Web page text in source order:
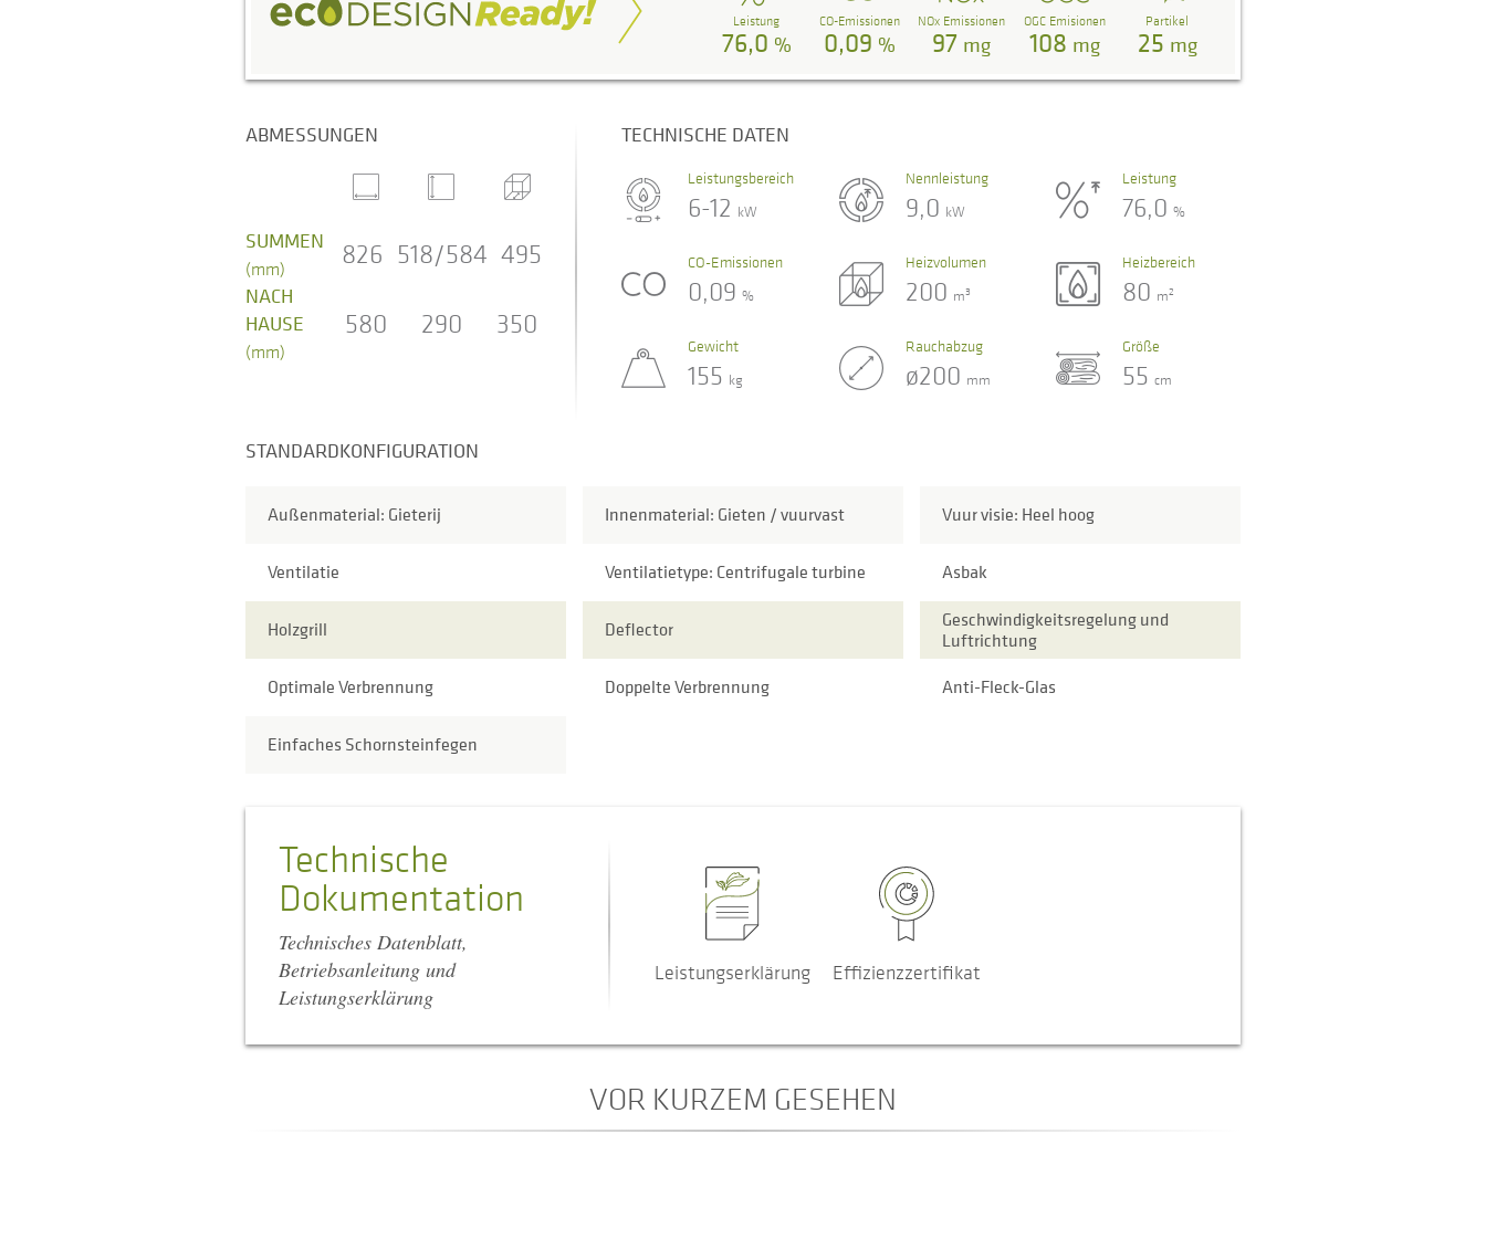
Leistung
76,0 %
CO-Emissionen
0,09 %
NOx Emissionen
97 mg
OGC Emisionen
108 mg
Partikel
25 mg
ABMESSUNGEN
SUMMEN
(mm) 826 518/584 495
NACH
HAUSE
(mm)
580 290 350
TECHNISCHE DATEN
Leistungsbereich
6-12 kW
Nennleistung
9,0 kW
Leistung
76,0%
CO-Emissionen
0,09 %
Heizvolumen
200 m3
Heizbereich
80 m2
Gewicht
155 kg
Rauchabzug
ø200 mm
Größe
55cm
STANDARDKONFIGURATION
Außenmaterial: Gieterij Innenmaterial: Gieten / vuurvast Vuur visie: Heel hoog
Ventilatie Ventilatietype: Centrifugale turbine Asbak
Holzgrill Deflector
Geschwindigkeitsregelung und
Luftrichtung
Optimale Verbrennung
Doppelte Verbrennung Anti-Fleck-Glas
Einfaches Schornsteinfegen
Technische
Dokumentation
Technisches Datenblatt,
Betriebsanleitung und
Leistungserklärung
Leistungserklärung Effizienzzertifikat
VOR KURZEM GESEHEN